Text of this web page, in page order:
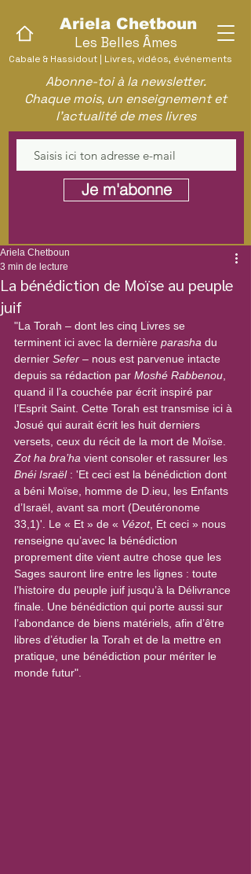
Cabale & Hassidout | Livres, vidéos, événements
Ariela Chetboun
Les Belles Âmes
Abonne-toi à la newsletter.
Chaque mois, un enseignement et
l'actualité de mes livres
Je m'abonne
La bénédiction de Moïse au peuple
juif
Ariela Chetboun
3 min de lecture
"La Torah – dont les cinq Livres se
terminent ici avec la dernière parasha du
dernier Sefer – nous est parvenue intacte
depuis sa rédaction par Moshé Rabbenou
quand il l’a couchée par écrit inspiré par
l’Esprit Saint. Cette Torah est transmise ici à
Josué qui aurait écrit les huit derniers
versets, ceux du récit de la mort de Moïse.
Zot ha bra’ha vient consoler et rassurer les
Bnéi Israël : 'Et ceci est la bénédiction dont
a béni Moïse, homme de D.ieu, les Enfants
d’Israël, avant sa mort (Deutéronome
33,1)'. Le « Et » de « Vézot, Et ceci » nous
renseigne qu’avec la bénédiction
proprement dite vient autre chose que les
Sages sauront lire entre les lignes : toute
l’histoire du peuple juif jusqu’à la Délivrance
finale. Une bénédiction qui porte aussi sur
l’abondance de biens matériels, afin d’être
libres d’étudier la Torah et de la mettre en
pratique, une bénédiction pour mériter le
monde futur".